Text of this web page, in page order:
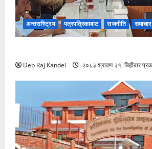
अन्तरास्ट्रिय पत्रपत्रिकाबाट राजनीति समाचार
Deb Raj Kandel २०८३ श्रावण २१, बिहीबार